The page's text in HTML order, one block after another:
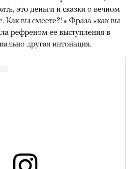
это деньги и сказки о вечном
Как вы смеете?!» Фраза «как вы
рефреном ее выступления в
другая интонация.